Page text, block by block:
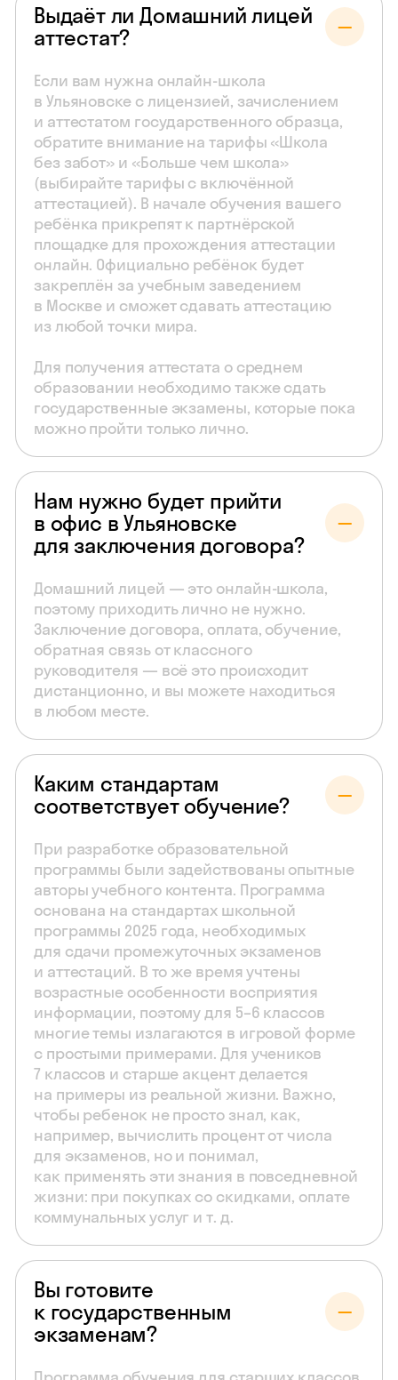
Выдаёт ли Домашний лицей
аттестат?
Если вам нужна онлайн-школа
в Ульяновске с лицензией, зачислением
и аттестатом государственного образца,
обратите внимание на тарифы «Школа
без забот» и «Больше чем школа»
(выбирайте тарифы с включённой
аттестацией). В начале обучения вашего
ребёнка прикрепят к партнёрской
площадке для прохождения аттестации
онлайн. Официально ребёнок будет
закреплён за учебным заведением
в Москве и сможет сдавать аттестацию
из любой точки мира.
Для получения аттестата о среднем
образовании необходимо также сдать
государственные экзамены, которые пока
можно пройти только лично.
Нам нужно будет прийти
в офис в Ульяновске
для заключения договора?
Домашний лицей — это онлайн-школа,
поэтому приходить лично не нужно.
Заключение договора, оплата, обучение,
обратная связь от классного
руководителя — всё это происходит
дистанционно, и вы можете находиться
в любом месте.
Каким стандартам
соответствует обучение?
При разработке образовательной
программы были задействованы опытные
авторы учебного контента. Программа
основана на стандартах школьной
программы 2025 года, необходимых
для сдачи промежуточных экзаменов
и аттестаций. В то же время учтены
возрастные особенности восприятия
информации, поэтому для 5–6 классов
многие темы излагаются в игровой форме
с простыми примерами. Для учеников
7 классов и старше акцент делается
на примеры из реальной жизни. Важно,
чтобы ребенок не просто знал, как,
например, вычислить процент от числа
для экзаменов, но и понимал,
как применять эти знания в повседневной
жизни: при покупках со скидками, оплате
коммунальных услуг и т. д.
Вы готовите
к государственным
экзаменам?